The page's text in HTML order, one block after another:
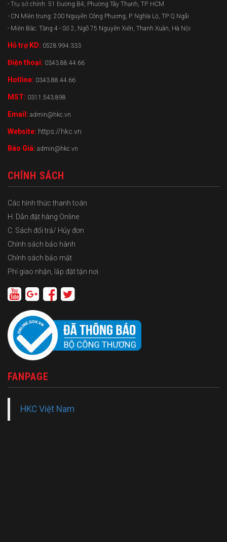
- Trụ sở chính: 51 Đường B4, Phường Tây Thạnh, TP. HCM
- CN Miền trung: 200 Nguyễn Công Phương, P. Nghĩa Lộ, TP Q.Ngãi
- Miền Bắc: Tầng 4 - Số 2, Ngõ 75 Nguyễn Xiển, Thanh Xuân, Hà Nội
Hỗ trợ KD: 0528.994.333
Điện thoại: 0343.88.44.66
Hotline: 0343.88.44.66
MST: 0311.543.898
Email: admin@hkc.vn
Website: https://hkc.vn
Báo Giá: admin@hkc.vn
CHÍNH SÁCH
Các hình thức thanh toán
H. Dẫn đặt hàng Online
C. Sách đổi trả/ Hủy đơn
Chính sách bảo hành
Chính sách bảo mật
Phí giao nhận, lắp đặt tận nơi.
FANPAGE
HKC Việt Nam